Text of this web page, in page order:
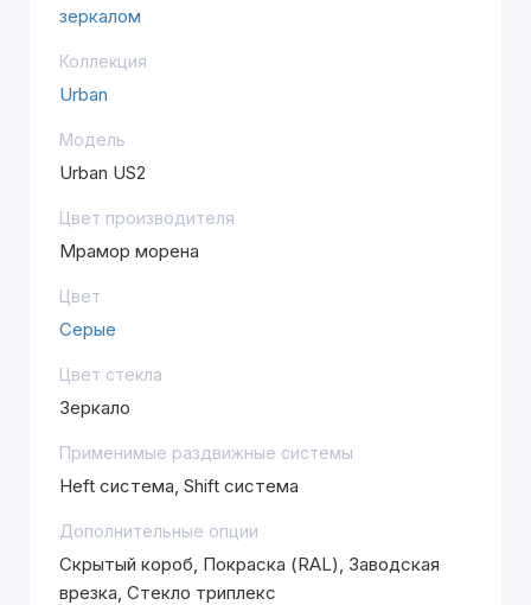
зеркалом
Коллекция
Urban
Модель
Urban US2
Цвет производителя
Мрамор морена
Цвет
Серые
Цвет стекла
Зеркало
Применимые раздвижные системы
Heft система, Shift система
Дополнительные опции
Скрытый короб, Покраска (RAL), Заводская
врезка, Стекло триплекс